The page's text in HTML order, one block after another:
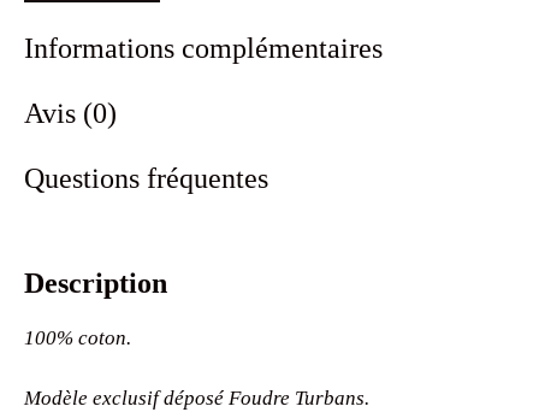
Informations complémentaires
Avis (0)
Questions fréquentes
Description
100% coton.
Modèle exclusif déposé Foudre Turbans.